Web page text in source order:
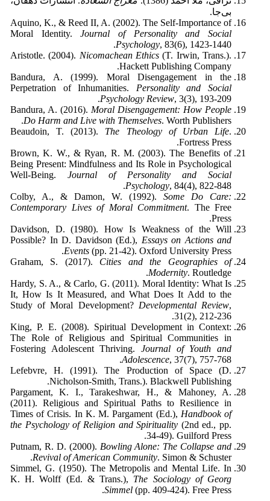
بی‌جا.
Aquino, K., & Reed II, A. (2002). The Self-Importance of
Moral Identity.Journal of Personality and Social
Psychology, 83(6), 1423-1440.
Aristotle. (2004). Nicomachean Ethics(T. Irwin, Trans.).
Hackett Publishing Company.
Bandura, A. (1999). Moral Disengagement in the
Perpetration of Inhumanities. Personality and Social
Psychology Review, 3(3), 193-209.
Bandura, A. (2016). Moral Disengagement: How People
Do Harm and Live with Themselves. Worth Publishers.
Beaudoin, T. (2013). The Theology of Urban Life.
Fortress Press.
Brown, K. W., & Ryan, R. M. (2003). The Benefits of
Being Present: Mindfulness and Its Role in Psychological
Well-Being. Journal of Personality and Social
Psychology, 84(4), 822-848.
Colby, A., & Damon, W. (1992). Some Do Care:
Contemporary Lives of Moral Commitment. The Free
Press.
Davidson, D. (1980). How Is Weakness of the Will
Possible? In D. Davidson (Ed.), Essays on Actions and
Events (pp. 21-42). Oxford University Press.
Graham, S. (2017). Cities and the Geographies of
Modernity. Routledge.
Hardy, S. A., & Carlo, G. (2011). Moral Identity: What Is
It, How Is It Measured, and What Does It Add to the
Study of Moral Development? Developmental Review,
31(2), 212-236.
King, P. E. (2008). Spiritual Development in Context:
The Role of Religious and Spiritual Communities in
Fostering Adolescent Thriving. Journal of Youth and
Adolescence, 37(7), 757-768.
Lefebvre, H. (1991). The Production of Space (D.
Nicholson-Smith, Trans.). Blackwell Publishing.
Pargament, K. I., Tarakeshwar, H., & Mahoney, A.
(2011). Religious and Spiritual Paths to Resilience in
Times of Crisis. In K. M. Pargament (Ed.), Handbook of
the Psychology of Religion and Spirituality (2nd ed., pp.
34-49). Guilford Press.
Putnam, R. D. (2000). Bowling Alone: The Collapse and
Revival of American Community. Simon & Schuster.
Simmel, G. (1950). The Metropolis and Mental Life. In
K. H. Wolff (Ed. & Trans.), The Sociology of Georg
Simmel (pp. 409-424). Free Press.